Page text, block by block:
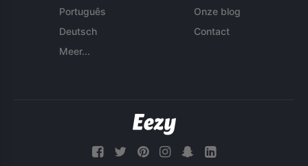
Português
Deutsch
Meer...
Onze blog
Contact